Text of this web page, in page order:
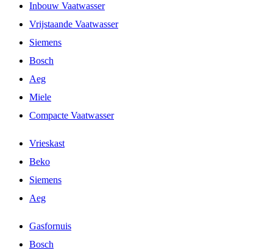
Inbouw Vaatwasser
Vrijstaande Vaatwasser
Siemens
Bosch
Aeg
Miele
Compacte Vaatwasser
Vrieskast
Beko
Siemens
Aeg
Gasfornuis
Bosch